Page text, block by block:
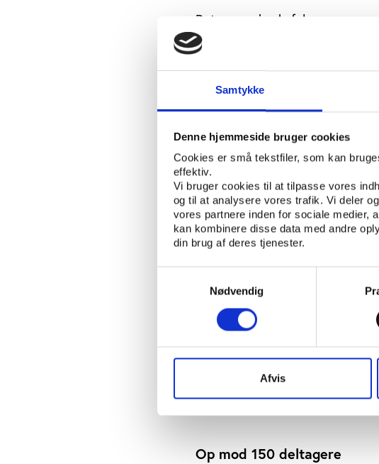
Samtykke
Denne hjemmeside bruger cookies
Cookies er små tekstfiler, som kan
effektiv.
Vi bruger cookies til at tilpasse vores
og til at analysere vores trafik. Vi deler
vores partnere inden for sociale medier,
kan kombinere disse data med andre
din brug af deres tjenester.
Nødvendig
Afvis
Det overordnede fokus og
og foreninger samt idræt som
samtidig vil der være særlige
talentudvikling i fremtiden kan
Fokus på
Desuden bidrager Lokale og
konferencen.
Lokale og Anlægsfonden har for
nye idrætsfaciliteter i landet. På
entreprenører og projektmagere
anspore til nytænkning på
Grønland er den mest udbredte
Grønlands status i
formand og nuværende medlem
perspektiverne i de
Samtidig deltager formændene
Op mod 150 deltagere